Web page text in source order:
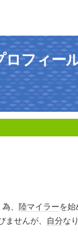
ロフィー
、 陸マイラーを始
ませんが、 自分な